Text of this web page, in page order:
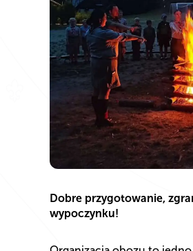
Dobre przygotowanie,
wypoczynku!